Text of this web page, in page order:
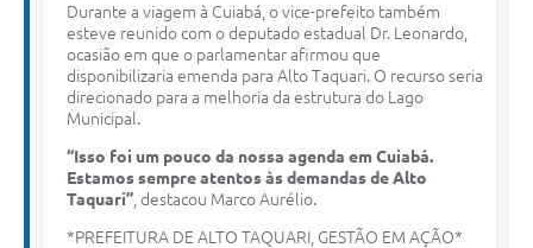
Durante a viagem à Cuiabá, o vice-prefeito também
esteve reunido com o deputado estadual Dr. Leonardo,
ocasião em que o parlamentar afirmou que
disponibilizaria emenda para Alto Taquari. O recurso seria
direcionado para a melhoria da estrutura do Lago
Municipal.
“Isso foi um pouco da nossa agenda em Cuiabá.
Estamos sempre atentos às demandas de Alto
Taquari” , destacou Marco Aurélio.
*PREFEITURA DE ALTO TAQUARI, GESTÃO EM AÇÃO*